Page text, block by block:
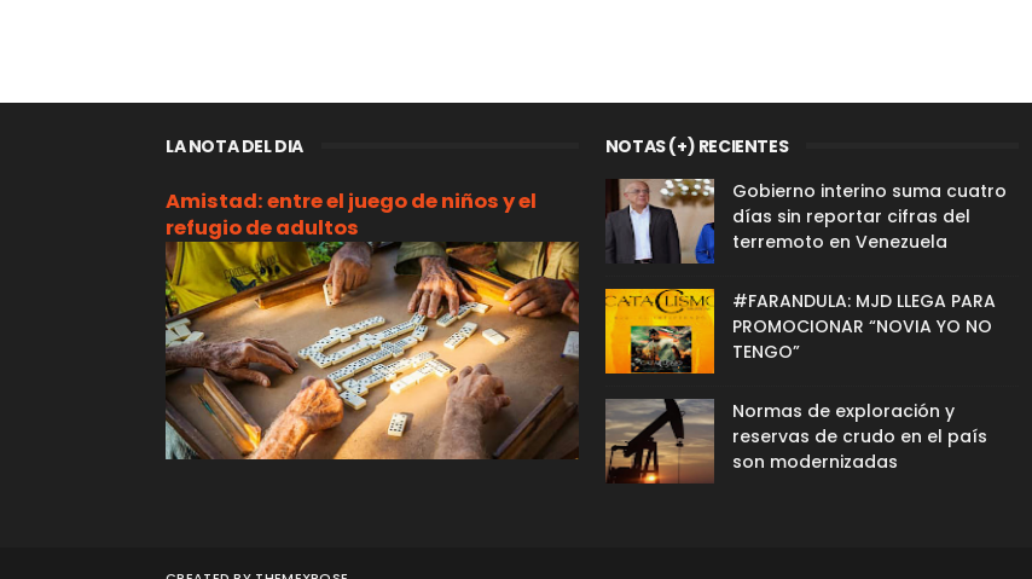
LA NOTA DEL DIA
Amistad: entre el juego de niños y el
refugio de adultos
NOTAS (+) RECIENTES
Gobierno interino suma cuatro
días sin reportar cifras del
terremoto en Venezuela
#FARANDULA: MJD LLEGA PARA
PROMOCIONAR “NOVIA YO NO
TENGO”
Normas de exploración y
reservas de crudo en el país
son modernizadas